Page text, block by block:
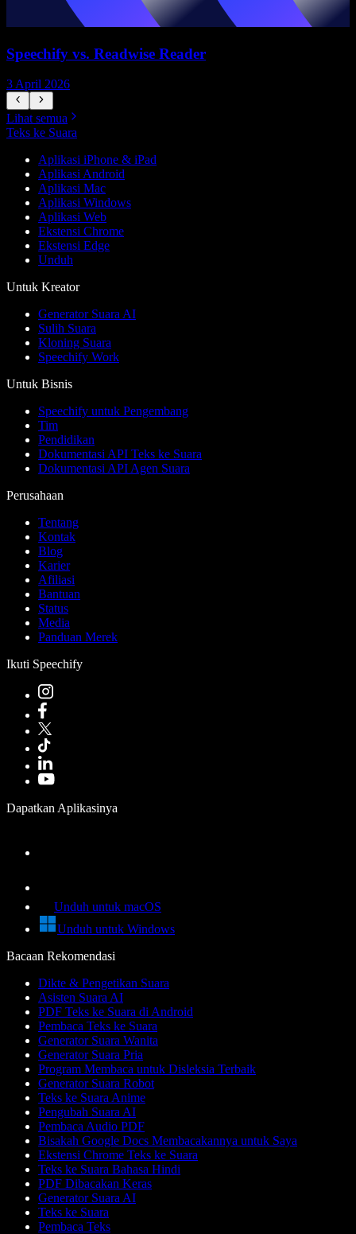
Speechify vs. Readwise Reader
3 April 2026
Lihat semua
Teks ke Suara
Aplikasi iPhone & iPad
Aplikasi Android
Aplikasi Mac
Aplikasi Windows
Aplikasi Web
Ekstensi Chrome
Ekstensi Edge
Unduh
Untuk Kreator
Generator Suara AI
Sulih Suara
Kloning Suara
Speechify Work
Untuk Bisnis
Speechify untuk Pengembang
Tim
Pendidikan
Dokumentasi API Teks ke Suara
Dokumentasi API Agen Suara
Perusahaan
Tentang
Kontak
Blog
Karier
Afiliasi
Bantuan
Status
Media
Panduan Merek
Ikuti Speechify
Dapatkan Aplikasinya
Unduh untuk macOS
Unduh untuk Windows
Bacaan Rekomendasi
Dikte & Pengetikan Suara
Asisten Suara AI
PDF Teks ke Suara di Android
Pembaca Teks ke Suara
Generator Suara Wanita
Generator Suara Pria
Program Membaca untuk Disleksia Terbaik
Generator Suara Robot
Teks ke Suara Anime
Pengubah Suara AI
Pembaca Audio PDF
Bisakah Google Docs Membacakannya untuk Saya
Ekstensi Chrome Teks ke Suara
Teks ke Suara Bahasa Hindi
PDF Dibacakan Keras
Generator Suara AI
Teks ke Suara
Pembaca Teks